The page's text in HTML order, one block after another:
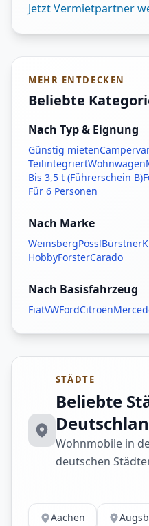
Jetzt Vermietpartner
MEHR ENTDECKEN
Beliebte
Nach Typ & Eignung
Günstig mieten
TeilintegriertWohnwagen
Bis 3,5 t (Führerschein B)
Für 6 Personen
Nach Marke
WeinsbergPösslBürstner
HobbyForsterCarado
Nach Basisfahrzeug
FiatVWFordCitroën
STÄDTE
Beliebte
Wohnmobile in
deutschen
Aachen